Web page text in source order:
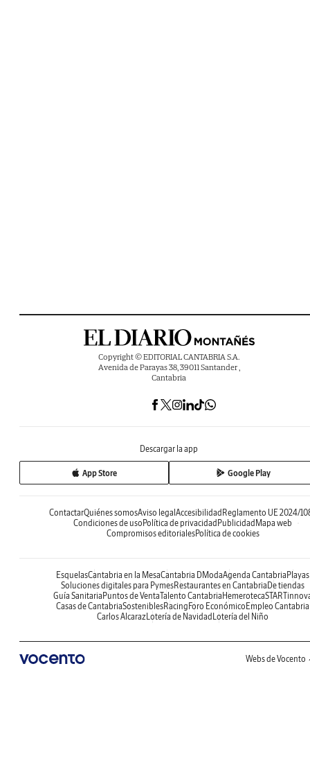
Copyright © EDITORIAL CANTABRIA S.A.
Avenida de Parayas 38, 39011 Santander ,
Cantabria
Descargar la app
App Store Google Play
ContactarQuiénes somosAviso legal Accesibilidad Reglamento UE 2024/
Condiciones de uso Política de privacidad Publicidad Mapa web
Compromisos editorialesPolítica de cookies
EsquelasCantabria en la MesaCantabria DModaAgenda Cantabria Playas
Soluciones digitales para PymesRestaurantes en Cantabria De tiendas
Guía Sanitaria Puntos de VentaTalento Cantabria Hemeroteca
Casas de CantabriaSosteniblesRacing Foro Económico Empleo Cantabria
Carlos AlcarazLotería de Navidad Lotería del Niño
Webs de Vocento